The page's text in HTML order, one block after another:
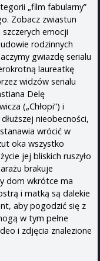
„film fabularny”
Zobacz zwiastun
emocji
rodzinnych
gwiazdę serialu
laureatkę
widzów serialu
Delę
(„Chłopi”) i
nieobecności,
wrócić w
oka wszystko
jej bliskich ruszyło
brakuje
dom wkrótce ma
i matką są dalekie
aby pogodzić się z
w tym pełne
i zdjęcia znalezione